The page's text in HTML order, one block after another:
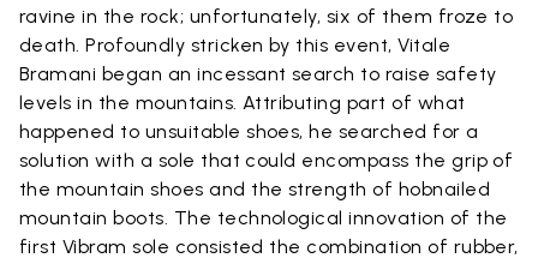
ravine in the rock; unfortunately, six of them froze to
death. Profoundly stricken by this event, Vitale
Bramani began an incessant search to raise safety
levels in the mountains. Attributing part of what
happened to unsuitable shoes, he searched for a
solution with a sole that could encompass the grip of
the mountain shoes and the strength of hobnailed
mountain boots. The technological innovation of the
first Vibram sole consisted the combination of rubber,